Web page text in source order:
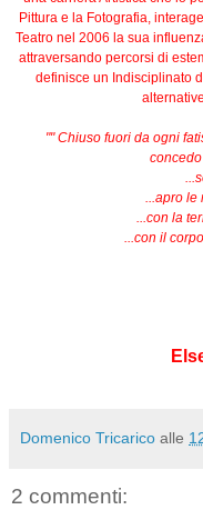
Pittura e la Fotografia,
Teatro nel 2006 la sua
attraversando percorsi di
definisce un Indisciplinato
"" Chiuso fuori da ogni
...apro le
...con la
...con il
Domenico Tricarico alle
2 commenti: